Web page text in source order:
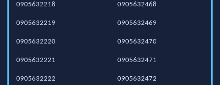
0905632218
0905632219
0905632220
0905632221
0905632222
0905632468
0905632469
0905632470
0905632471
0905632472